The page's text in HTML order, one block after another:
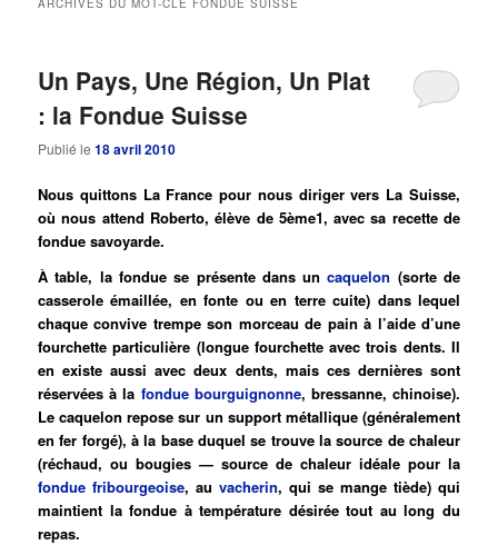
ARCHIVES DU MOT-CLÉ FONDUE SUISSE
Un Pays, Une Région, Un Plat
: la Fondue Suisse
Publié le18 avril 2010
Nous quittons La France pour nous diriger vers La Suisse,
où nous attend Roberto, élève de 5ème1, avec sa recette de
fondue savoyarde.
À table, la fondue se présente dans uncaquelon (sorte de
casserole émaillée, en fonte ou en terre cuite) dans lequel
chaque convive trempe son morceau de pain à l’aide d’une
fourchette particulière (longue fourchette avec trois dents. Il
en existe aussi avec deux dents, mais ces dernières sont
réservées à la fondue bourguignonne, bressanne, chinoise).
Le caquelon repose sur un support métallique (généralement
en fer forgé), à la base duquel se trouve la source de chaleur
(réchaud, ou bougies — source de chaleur idéale pour la
fondue fribourgeoise, auvacherin, qui se mange tiède) qui
maintient la fondue à température désirée tout au long du
repas.